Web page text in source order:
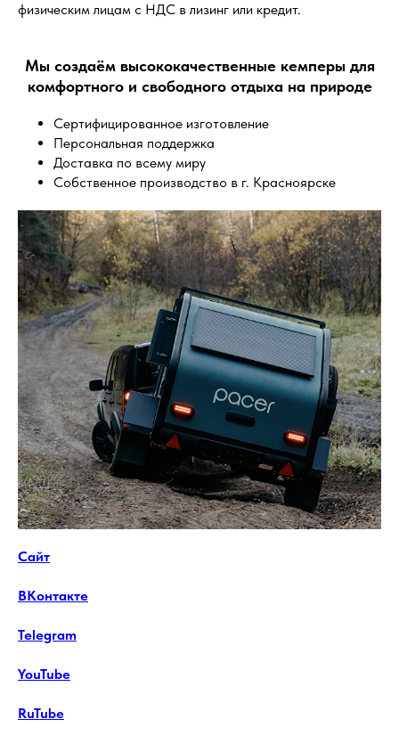
физическим лицам с НДС в лизинг или кредит.
Мы создаём высококачественные кемперы для
комфортного и свободного отдыха на природе
Сертифицированное изготовление
Персональная поддержка
Доставка по всему миру
Собственное производство в г. Красноярске
Сайт
ВКонтакте
Telegram
YouTube
RuTube